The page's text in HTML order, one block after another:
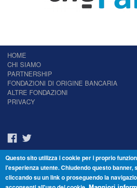
HOME
CHI SIAMO
PARTNERSHIP
FONDAZIONI DI ORIGINE BANCARIA
ALTRE FONDAZIONI
PRIVACY
Il Giornale delle
Reg. Tribunale n.7 del
© Fondazione Venezia 2000 - Dorsoduro
Questo sito utilizza i cookie per i proprio
l'esperienza utente. Chiudendo questo banner,
cliccando su un link o proseguendo la